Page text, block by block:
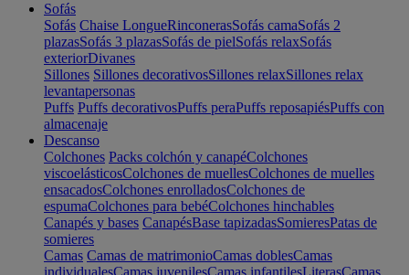
Sofás
Sofás Chaise LongueRinconerasSofás camaSofás 2
plazasSofás 3 plazasSofás de pielSofás relaxSofás
exteriorDivanes
Sillones Sillones decorativosSillones relaxSillones relax
levantapersonas
Puffs Puffs decorativosPuffs peraPuffs reposapiésPuffs con
almacenaje
Descanso
Colchones Packs colchón y canapéColchones
viscoelásticosColchones de muellesColchones de muelles
ensacadosColchones enrolladosColchones de
espumaColchones para bebéColchones hinchables
Canapés y bases CanapésBase tapizadasSomieresPatas de
somieres
Camas Camas de matrimonioCamas doblesCamas
individualesCamas juvenilesCamas infantilesLiterasCamas